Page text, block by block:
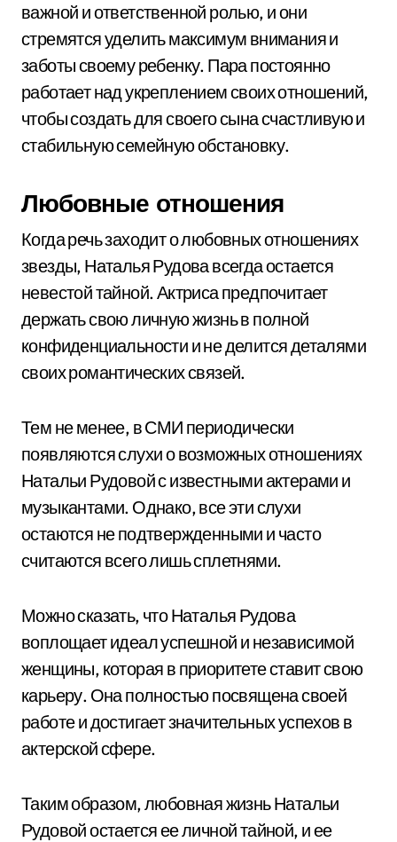
важной и ответственной ролью, и они
стремятся уделить максимум внимания и
заботы своему ребенку. Пара постоянно
работает над укреплением своих отношений,
чтобы создать для своего сына счастливую и
стабильную семейную обстановку.
Любовные отношения
Когда речь заходит о любовных отношениях
звезды, Наталья Рудова всегда остается
невестой тайной. Актриса предпочитает
держать свою личную жизнь в полной
конфиденциальности и не делится деталями
своих романтических связей.
Тем не менее, в СМИ периодически
появляются слухи о возможных отношениях
Натальи Рудовой с известными актерами и
музыкантами. Однако, все эти слухи
остаются не подтвержденными и часто
считаются всего лишь сплетнями.
Можно сказать, что Наталья Рудова
воплощает идеал успешной и независимой
женщины, которая в приоритете ставит свою
карьеру. Она полностью посвящена своей
работе и достигает значительных успехов в
актерской сфере.
Таким образом, любовная жизнь Натальи
Рудовой остается ее личной тайной, и ее